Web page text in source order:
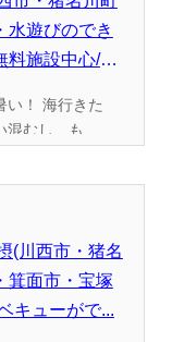
水遊びのでき
料施設中心/
い！ 海行きた
むし、も...
(川西市・猪名
箕面市・宝塚
キューがで...